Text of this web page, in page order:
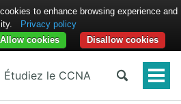
Étudiez le CCNA
to enhance browsing experience and
Privacy policy
Disallow cookies
Allow cookies